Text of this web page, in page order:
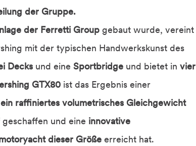
der Gruppe.
der Ferretti Group gebaut wurde, vereint
mit der typischen Handwerkskunst des
Decks und eine Sportbridge und bietet in vier
GTX80 ist das Ergebnis einer
ein raffiniertes volumetrisches Gleichgewicht
und eine innovative
dieser Größe erreicht hat.